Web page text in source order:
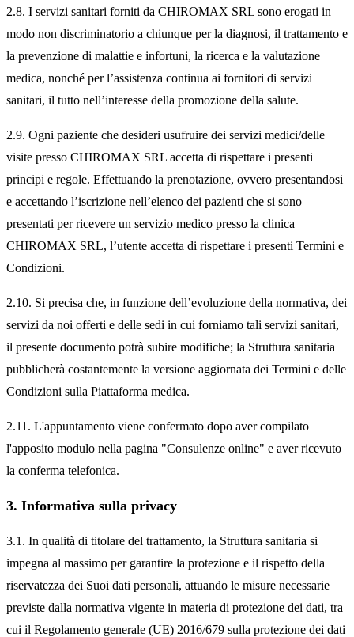
2.8. I servizi sanitari forniti da CHIROMAX SRL sono erogati in
modo non discriminatorio a chiunque per la diagnosi, il trattamento e
la prevenzione di malattie e infortuni, la ricerca e la valutazione
medica, nonché per l’assistenza continua ai fornitori di servizi
sanitari, il tutto nell’interesse della promozione della salute.
2.9. Ogni paziente che desideri usufruire dei servizi medici/delle
visite presso CHIROMAX SRL accetta di rispettare i presenti
principi e regole. Effettuando la prenotazione, ovvero presentandosi
e accettando l’iscrizione nell’elenco dei pazienti che si sono
presentati per ricevere un servizio medico presso la clinica
CHIROMAX SRL, l’utente accetta di rispettare i presenti Termini e
Condizioni.
2.10. Si precisa che, in funzione dell’evoluzione della normativa, dei
servizi da noi offerti e delle sedi in cui forniamo tali servizi sanitari,
il presente documento potrà subire modifiche; la Struttura sanitaria
pubblicherà costantemente la versione aggiornata dei Termini e delle
Condizioni sulla Piattaforma medica.
2.11. L'appuntamento viene confermato dopo aver compilato
l'apposito modulo nella pagina "Consulenze online" e aver ricevuto
la conferma telefonica.
3. Informativa sulla privacy
3.1. In qualità di titolare del trattamento, la Struttura sanitaria si
impegna al massimo per garantire la protezione e il rispetto della
riservatezza dei Suoi dati personali, attuando le misure necessarie
previste dalla normativa vigente in materia di protezione dei dati, tra
cui il Regolamento generale (UE) 2016/679 sulla protezione dei dati